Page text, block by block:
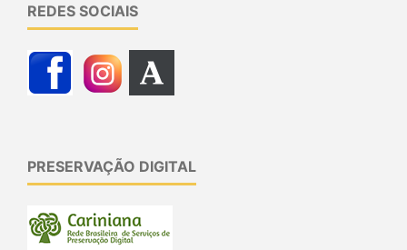
REDES SOCIAIS
PRESERVAÇÃO DIGITAL